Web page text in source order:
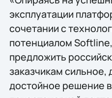
эксплуатации
сочетании с
потенциалом
предложить
заказчикам cильное,
достойное решение